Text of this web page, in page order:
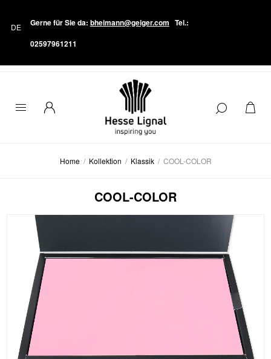
Gerne für Sie da: bheimann@geiger.com Tel.:
02597961211
Home / Kollektion / Klassik / COOL-COLOR
COOL-COLOR